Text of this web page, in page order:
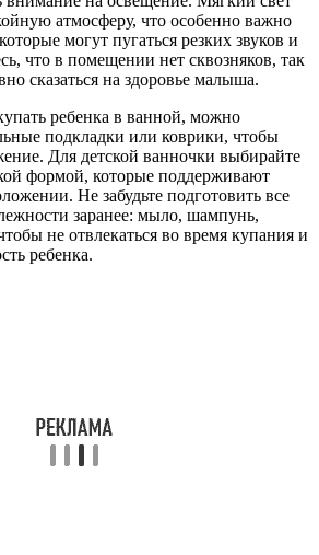
атмосферу, что особенно важно
могут пугаться резких звуков и
что в помещении нет сквозняков, так
сказаться на здоровье малыша.
ребенка в ванной, можно
подкладки или коврики, чтобы
Для детской ванночки выбирайте
формой, которые поддерживают
Не забудьте подготовить все
заранее: мыло, шампунь,
не отвлекаться во время купания и
ребенка.